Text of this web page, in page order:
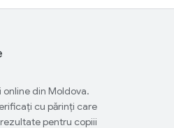
din Moldova.
cu părinți care
pentru copiii